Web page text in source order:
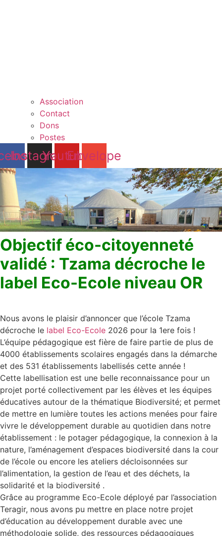
Association
Contact
Dons
Postes
Instagram
YoutubeEnvelope
Objectif éco-citoyenneté
validé : Tzama décroche le
label Eco-Ecole niveau OR
Nous avons le plaisir d’annoncer que l’école Tzama
décroche le label Eco-Ecole 2026 pour la 1ere fois !
L’équipe pédagogique est fière de faire partie de plus de
4000 établissements scolaires engagés dans la démarche
et des 531 établissements labellisés cette année !
Cette labellisation est une belle reconnaissance pour un
projet porté collectivement par les élèves et les équipes
éducatives autour de la thématique Biodiversité; et permet
de mettre en lumière toutes les actions menées pour faire
vivre le développement durable au quotidien dans notre
établissement : le potager pédagogique, la connexion à la
nature, l’aménagement d’espaces biodiversité dans la cour
de l’école ou encore les ateliers décloisonnées sur
l’alimentation, la gestion de l’eau et des déchets, la
solidarité et la biodiversité .
Grâce au programme Eco-Ecole déployé par l’association
Teragir, nous avons pu mettre en place notre projet
d’éducation au développement durable avec une
méthodologie solide, des ressources pédagogiques